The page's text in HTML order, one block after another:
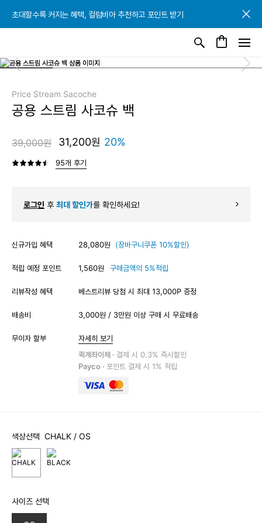
초대할수록 커지는 혜택, 컬럼비아 추천하고 포인트 받기
초대할수록 커지는 혜택, 컬럼비아 추천하고 포인트 받기
초대할수록 커지는 혜택, 컬럼비아 추천하고 포인트 받기
Price Stream Sacoche
공용 스트림 사코슈 백
39,000원 31,200원 20%
95개 후기
로그인 후 최대 할인가를 확인하세요!
신규가입 혜택 28,080원 (장바구니쿠폰 10%할인)
적립 예정 포인트 1,560원 구매금액의 5%적립
리뷰작성 혜택 베스트리뷰 당첨 시 최대 13,000P 증정
배송비 3,000원 / 3만원 이상 구매 시 무료배송
무이자 할부
자세히 보기
퀵계좌이체 · 결제 시 0.3% 즉시할인
Payco · 포인트 결제 시 1% 적립
색상선택 CHALK / OS
사이즈 선택